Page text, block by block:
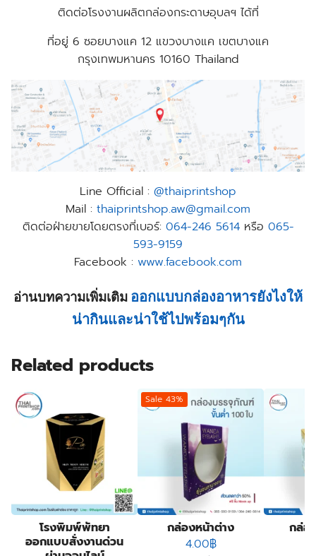
ติดต่อโรงงานผลิตกล่องกระดาษอุบลฯ ได้ที่
ที่อยู่ 6 ซอยบางแค 12 แขวงบางแค เขตบางแค
กรุงเทพมหานคร 10160 Thailand
Line Official : @thaiprintshop
Mail : thaiprintshop.aw@gmail.com
ติดต่อฝ่ายขายโดยตรงที่เบอร์: 064-246 5614หรือ 065-
593-9159
Facebook : www.facebook.com
อ่านบทความเพิ่มเติม ออกแบบกล่องอาหารยังไงให้
น่ากินและน่าใช้ไปพร้อมๆกัน
Related products
โรงพิมพ์พัทยา
ออกแบบสั่งงานด่วน
Sale 43%
กล่องหน้าต่าง
Original price was: 7.00
4.00฿Current price is:
กล่อ